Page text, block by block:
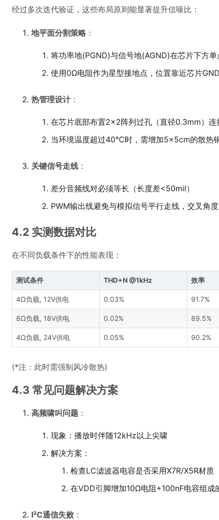
经过多次迭代验证，这些布局原则能显著提升信噪比：
地平面分割策略 ：
将功率地(PGND)与信号地(AGND)在芯片下方单
使用0Ω电阻作为星型接地点，位置靠近芯片
热管理设计：
在芯片底部布置2×2阵列过孔（直径0.3mm）连
当环境温度超过40°C时，需增加5×5cm的散热
关键信号走线 ：
差分音频线对必须等长（长度差<50mil）
PWM输出线避免与模拟信号平行走线，交叉角
4.2 实测数据对比
在不同负载条件下的性能表现：
测试条件 THD+N @1kHz 效率
4Ω负载, 12V供电 0.03% 91.7%
8Ω负载, 18V供电 0.02% 89.5%
4Ω负载, 24V供电 0.05% 90.2%
(*注：此时需强制风冷散热)
4.3 常见问题解决方案
高频啸叫问题 ：
现象：播放时伴随12kHz以上尖啸
解决方案：
检查LC滤波器电容是否采用X7R/X5R材质
在VDD引脚增加10Ω电阻+100nF电容组成
I²C通信失败 ：